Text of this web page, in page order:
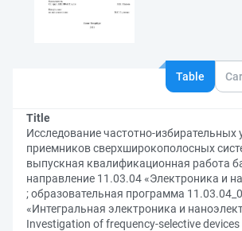
Table
Title
Исследование частотно-избирательных
приемников сверхширокополосных
выпускная квалификационная работа
направление 11.03.04 «Электроника и
; образовательная программа
«Интегральная электроника и
Investigation of frequency-selective